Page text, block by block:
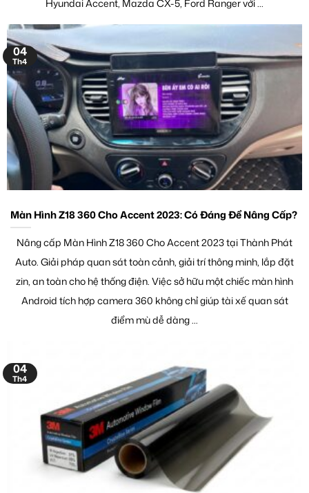
Hyundai Accent, Mazda CX-5, Ford Ranger với ...
Màn Hình Z18 360 Cho Accent 2023: Có Đáng Để Nâng Cấp?
Nâng cấp Màn Hình Z18 360 Cho Accent 2023 tại Thành Phát
Auto. Giải pháp quan sát toàn cảnh, giải trí thông minh, lắp đặt
zin, an toàn cho hệ thống điện. Việc sở hữu một chiếc màn hình
Android tích hợp camera 360 không chỉ giúp tài xế quan sát
điểm mù dễ dàng ...
04
Th4
04
Th4